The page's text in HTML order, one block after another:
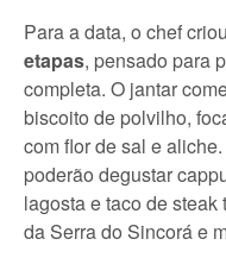
Para a data, o chef
etapas, pensado para
completa. O jantar
biscoito de polvilho,
com flor de sal e
poderão degustar
lagosta e taco de
da Serra do Sincorá e